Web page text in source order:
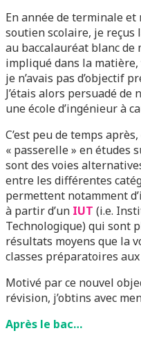
En année de terminale
soutien scolaire, je
au baccalauréat blanc de
impliqué dans la
je n’avais pas d’objectif
J’étais alors persuadé
une école d’ingénieur à
C’est peu de temps
« passerelle » en études
sont des voies
entre les différentes
permettent notamment
à partir d’un IUT (i.e.
Technologique) qui sont
résultats moyens que la
classes préparatoires
Motivé par ce nouvel
révision, j’obtins avec
Après le bac…